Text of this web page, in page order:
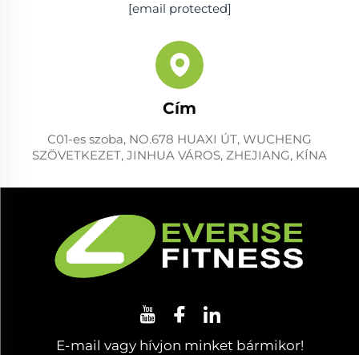
[email protected]
Cím
C01-es szoba, NO.678 HUAXI ÚT, WUCHENG
SZÖVETKEZET, JINHUA VÁROS, ZHEJIANG, KÍNA
E-mail vagy hívjon minket bármikor!